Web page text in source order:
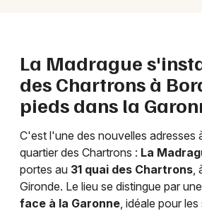
Actus à Bordeaux
Magazine à Bordeaux
La Madrague
des Chartrons à
pieds dans la
C'est l'une des nouvelles adresses
quartier des Chartrons : La
portes au 31 quai des Chartrons,
Gironde. Le lieu se distingue par une
face à la Garonne, idéale pour